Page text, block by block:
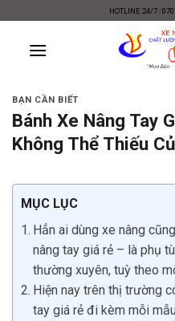
content
HOTLINE 24/7 :
BẠN CẦN BIẾT
Bánh Xe Nâng Tay
Không Thể Thiếu
MỤC LỤC
Hẳn ai dùng xe nâng
nâng tay giá rẻ – là phụ
thường xuyên, tuỳ theo
Hiện nay trên thị trường
tay giá rẻ đi kèm mỗi